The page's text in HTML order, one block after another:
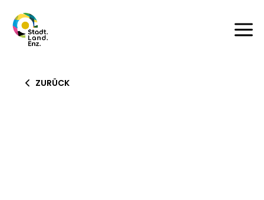
a
ZURÜCK